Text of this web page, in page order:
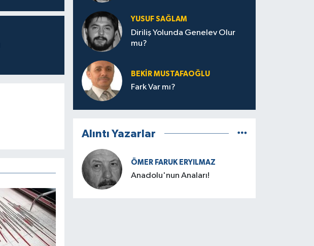
YUSUF SAĞLAM
Diriliş Yolunda Genelev Olur
mu?
BEKIR MUSTAFAOĞLU
Fark Var mı?
Alıntı Yazarlar
ÖMER FARUK ERYILMAZ
Anadolu'nun Anaları!